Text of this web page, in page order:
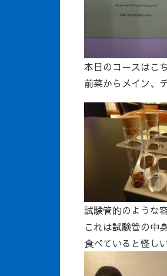
本日のコースはこ
前菜からメイン、
試験管的のような
これは試験管の中
食べていると怪し